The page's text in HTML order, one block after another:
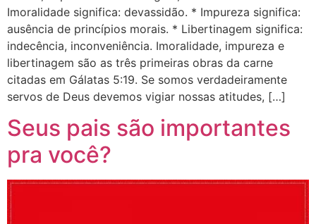
Imoralidade significa: devassidão. * Impureza significa:
ausência de princípios morais. * Libertinagem significa:
indecência, inconveniência. Imoralidade, impureza e
libertinagem são as três primeiras obras da carne
citadas em Gálatas 5:19. Se somos verdadeiramente
servos de Deus devemos vigiar nossas atitudes, […]
Seus pais são importantes
pra você?